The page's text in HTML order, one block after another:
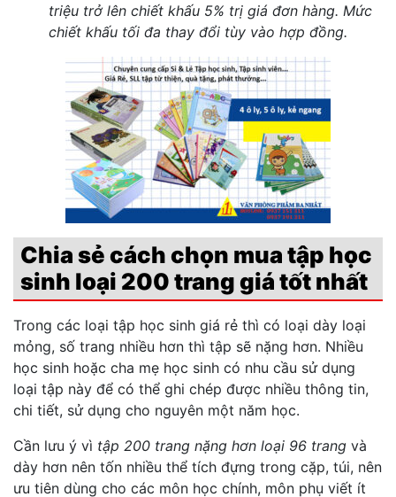
triệu trở lên chiết khấu 5% trị giá đơn hàng. Mức
chiết khấu tối đa thay đổi tùy vào hợp đồng.
Chia sẻ cách chọn mua tập học
sinh loại 200 trang giá tốt nhất
Trong các loại tập học sinh giá rẻ thì có loại dày loại
mỏng, số trang nhiều hơn thì tập sẽ nặng hơn. Nhiều
học sinh hoặc cha mẹ học sinh có nhu cầu sử dụng
loại tập này để có thể ghi chép được nhiều thông tin,
chi tiết, sử dụng cho nguyên một năm học.
Cần lưu ý vì tập 200 trang nặng hơn loại 96 trang và
dày hơn nên tốn nhiều thể tích đựng trong cặp, túi, nên
ưu tiên dùng cho các môn học chính, môn phụ viết ít